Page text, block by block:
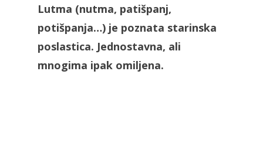
Lutma (nutma, patišpanj,
potišpanja…) je poznata starinska
poslastica. Jednostavna, ali
mnogima ipak omiljena.